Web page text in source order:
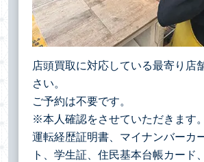
店頭買取に対応している最寄り店
さい。
ご予約は不要です。
※本人確認をさせていただきます
運転経歴証明書、マイナンバーカ
ト、学生証、住民基本台帳カード